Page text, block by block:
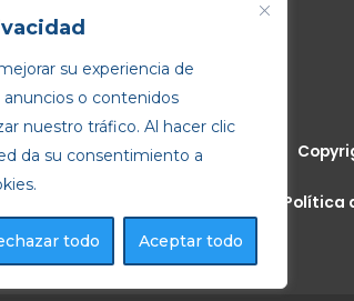
su experiencia de
o contenidos
nuestro tráfico. Al hacer clic
da su consentimiento a
todo Aceptar todo
Madrid
Política